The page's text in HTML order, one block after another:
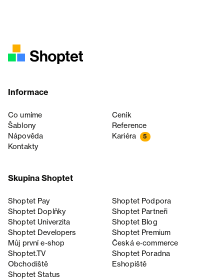
Informace
Co umíme
Ceník
Šablony
Reference
Nápověda
Kariéra 5
Kontakty
Skupina Shoptet
Shoptet Pay
Shoptet Podpora
Shoptet Doplňky
Shoptet Partneři
Shoptet Univerzita
Shoptet Blog
Shoptet Developers
Shoptet Premium
Můj první e-shop
Česká e‑commerce
Shoptet.TV
Shoptet Poradna
Obchodiště
Eshopiště
Shoptet Status